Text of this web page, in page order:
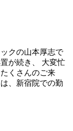
クの山本厚志で
が続き、 大変忙
くさんのご来
、新宿院での勤